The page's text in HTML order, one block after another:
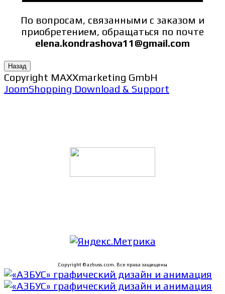
По вопросам, связанными с заказом и
приобретением, обращаться по почте
elena.kondrashova11@gmail.com
Copyright MAXXmarketing GmbH
JoomShopping Download & Support
Copyright © azbuss.com. Все права защищены